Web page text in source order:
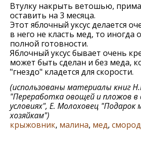
Втулку накрыть ветошью,
оставить на 3 месяца.
Этот яблочный уксус делается
в него не класть мед, то иногда
полной готовности.
Яблочный уксус бывает очень
может быть сделан и без меда,
"гнездо" кладется для скорости.
(использованы материалы книг
"Переработка овощей и пложов
условиях", Е. Молоховец
хозяйкам")
крыжовник, малина, мед,